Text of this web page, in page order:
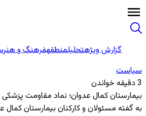
گزارش ویژهتحلیلمنطقهفرهنگ و هنر
سیاست
3 دقیقه خواندن
بیمارستان کمال عدوان؛ نماد مقاومت پزشکی
به گفته مسئولان و کارکنان بیمارستان